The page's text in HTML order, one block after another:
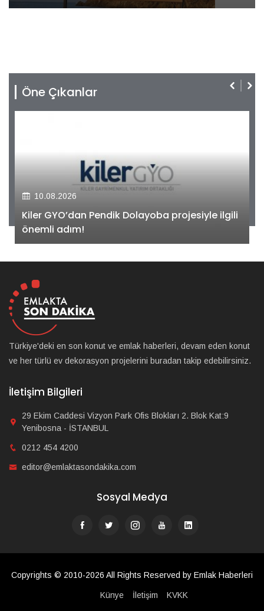
Öne Çıkanlar
10.08.2026
Kiler GYO’dan Pendik Dolayoba projesiyle ilgili
önemli adım!
Türkiye'deki en son konut ve emlak haberleri, devam eden konut
ve her türlü ev dekorasyon projelerini buradan takip edebilirsiniz.
İletişim Bilgileri
29 Ekim Caddesi Vizyon Park Ofis Blokları 2. Blok Kat:9
Yenibosna - İSTANBUL
0212 454 4200
editor@emlaktasondakika.com
Sosyal Medya
Copyrights © 2010-2026 All Rights Reserved by Emlak Haberleri
Künye İletişim KVKK